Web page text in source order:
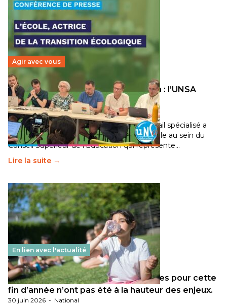
Agir avec vous
Transition écologique de l’éducation : l’UNSA
Éducation fait bouger les lignes
30 juin 2026-National
Pendant plusieurs mois, un groupe de travail spécialisé a
travaillé sur la transition écologique de l’Ecole au sein du
Conseil Supérieur de l’Éducation qui représente…
Lire la suite →
En lien avec l'actualité
Les décisions ministérielles attendues pour cette
fin d’année n’ont pas été à la hauteur des enjeux.
30 juin 2026 - National